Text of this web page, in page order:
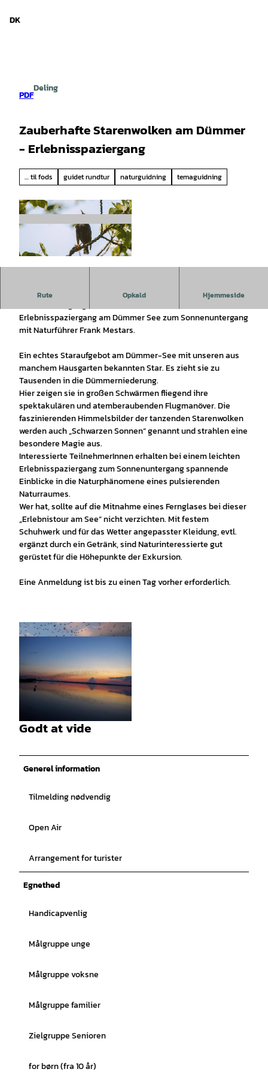
DK
PDF
Deling
Zauberhafte Starenwolken am Dümmer
- Erlebnisspaziergang
… til fods guidet rundtur naturguidning temaguidning
Rute Opkald Hjemmeside
Naturparkführung zur Vogelbeobachtung zum
Erlebnisspaziergang am Dümmer See zum Sonnenuntergang
mit Naturführer Frank Mestars.
Ein echtes Staraufgebot am Dümmer-See mit unseren aus
manchem Hausgarten bekannten Star. Es zieht sie zu
Tausenden in die Dümmerniederung.
Hier zeigen sie in großen Schwärmen fliegend ihre
spektakulären und atemberaubenden Flugmanöver. Die
faszinierenden Himmelsbilder der tanzenden Starenwolken
werden auch „Schwarzen Sonnen“ genannt und strahlen eine
besondere Magie aus.
Interessierte TeilnehmerInnen erhalten bei einem leichten
Erlebnisspaziergang zum Sonnenuntergang spannende
Einblicke in die Naturphänomene eines pulsierenden
Naturraumes.
Wer hat, sollte auf die Mitnahme eines Fernglases bei dieser
„Erlebnistour am See“ nicht verzichten. Mit festem
Schuhwerk und für das Wetter angepasster Kleidung, evtl.
ergänzt durch ein Getränk, sind Naturinteressierte gut
gerüstet für die Höhepunkte der Exkursion.
Eine Anmeldung ist bis zu einen Tag vorher erforderlich.
© Bernd Mestars |CC-BY-SA
Godt at vide
Generel information
Tilmelding nødvendig
Open Air
Arrangement for turister
Egnethed
Handicapvenlig
Målgruppe unge
Målgruppe voksne
Målgruppe familier
Zielgruppe Senioren
for børn (fra 10 år)